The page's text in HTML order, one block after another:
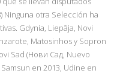
Ninguna otra Selección ha
Gdynia, Liepāja, Novi
Matosinhos y Sopron
Sad (Нови Сад, Nuevo
en 2013, Udine en